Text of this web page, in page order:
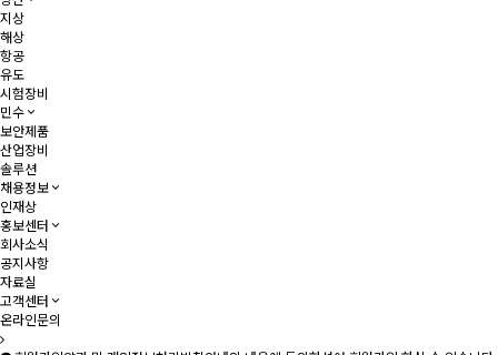
지상
해상
항공
유도
시험장비
민수
보안제품
산업장비
솔루션
채용정보
인재상
홍보센터
회사소식
공지사항
자료실
고객센터
온라인문의